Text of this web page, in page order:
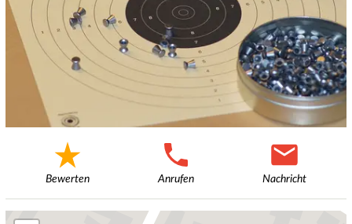
Bewerten Anrufen Nachricht